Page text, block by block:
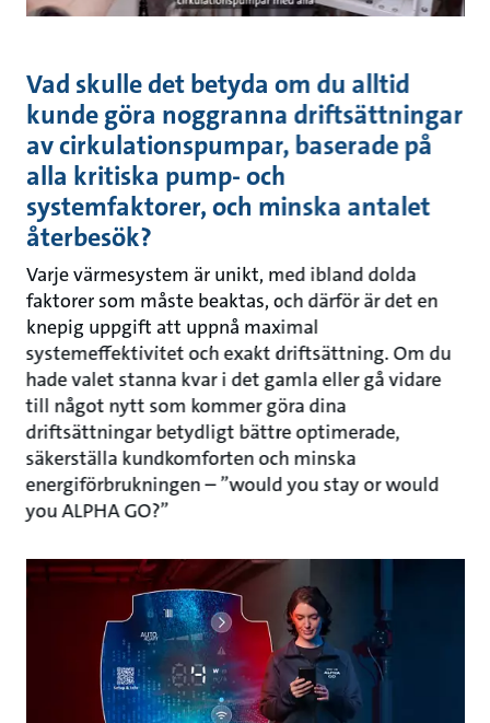
Vad skulle det betyda om du alltid
kunde göra noggranna driftsättningar
av cirkulationspumpar, baserade på
alla kritiska pump- och
systemfaktorer, och minska antalet
återbesök?
Varje värmesystem är unikt, med ibland dolda
faktorer som måste beaktas, och därför är det en
knepig uppgift att uppnå maximal
systemeffektivitet och exakt driftsättning. Om du
hade valet stanna kvar i det gamla eller gå vidare
till något nytt som kommer göra dina
driftsättningar betydligt bättre optimerade,
säkerställa kundkomforten och minska
energiförbrukningen – ”would you stay or would
you ALPHA GO?”